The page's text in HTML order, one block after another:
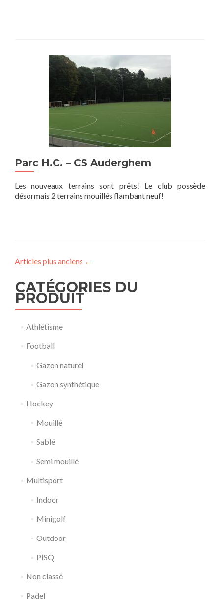
Parc H.C. – CS Auderghem
Les nouveaux terrains sont prêts! Le club possède
désormais 2 terrains mouillés flambant neuf!
Articles plus anciens ←
CATÉGORIES DU
PRODUIT
Athlétisme
Football
Gazon naturel
Gazon synthétique
Hockey
Mouillé
Sablé
Semi mouillé
Multisport
Indoor
Minigolf
Outdoor
PISQ
Non classé
Padel